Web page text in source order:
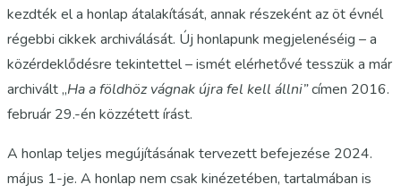
kezdték el a honlap átalakítását, annak részeként az öt évnél
régebbi cikkek archiválását. Új honlapunk megjelenéséig – a
közérdeklődésre tekintettel – ismét elérhetővé tesszük a már
archivált „Ha a földhöz vágnak újra fel kell állni”címen 2016.
február 29.-én közzétett írást.
A honlap teljes megújításának tervezett befejezése 2024.
május 1-je. A honlap nem csak kinézetében, tartalmában is